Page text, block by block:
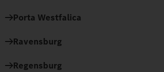
Porta Westfalica
Ravensburg
Regensburg